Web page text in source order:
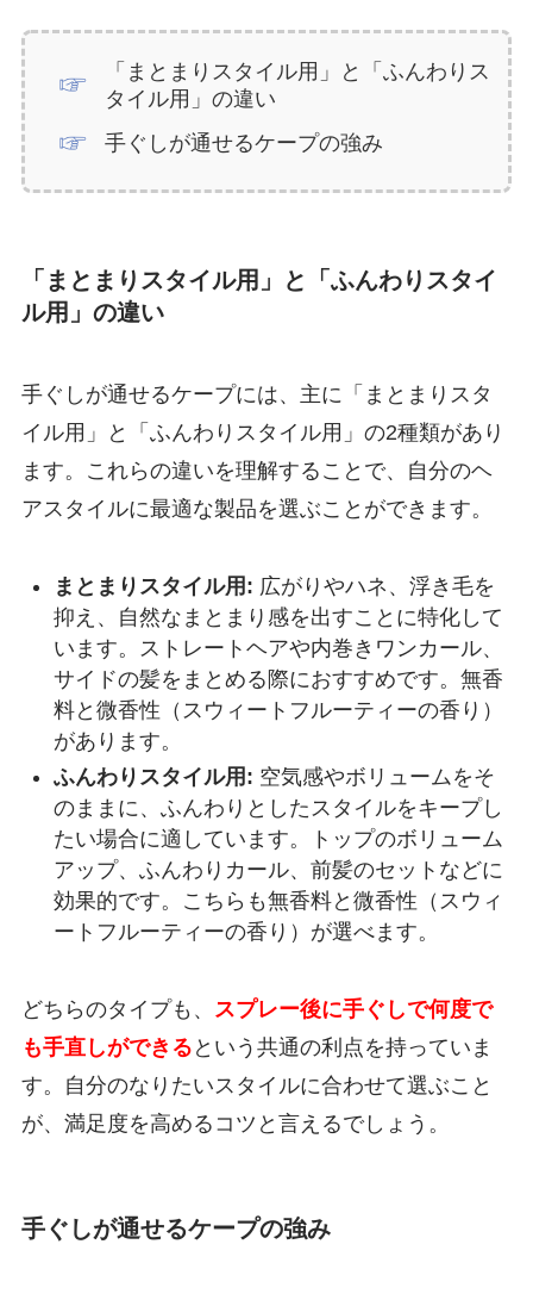
「まとまりスタイル用」と「ふんわりス
タイル用」の違い
手ぐしが通せるケープの強み
「まとまりスタイル用」と「ふんわりスタイ
ル用」の違い
手ぐしが通せるケープには、主に「まとまりスタ
イル用」と「ふんわりスタイル用」の2種類があり
ます。これらの違いを理解することで、自分のヘ
アスタイルに最適な製品を選ぶことができます。
まとまりスタイル用: 広がりやハネ、浮き毛を
抑え、自然なまとまり感を出すことに特化して
います。ストレートヘアや内巻きワンカール、
サイドの髪をまとめる際におすすめです。無香
料と微香性（スウィートフルーティーの香り）
があります。
ふんわりスタイル用: 空気感やボリュームをそ
のままに、ふんわりとしたスタイルをキープし
たい場合に適しています。トップのボリューム
アップ、ふんわりカール、前髪のセットなどに
効果的です。こちらも無香料と微香性（スウィ
ートフルーティーの香り）が選べます。
どちらのタイプも、 スプレー後に手ぐしで何度で
も手直しができる という共通の利点を持っていま
す。自分のなりたいスタイルに合わせて選ぶこと
が、満足度を高めるコツと言えるでしょう。
手ぐしが通せるケープの強み